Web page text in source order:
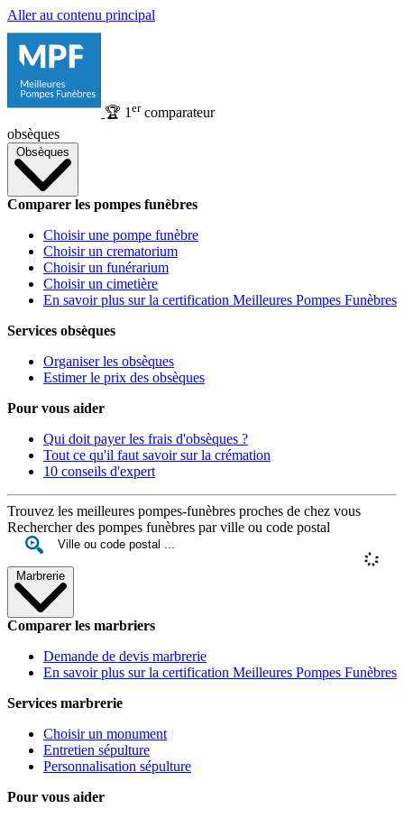
Aller au contenu principal
🏆 1 ercomparateur
obsèques
Obsèques
Comparer les pompes funèbres
Choisir une pompe funèbre
Choisir un crematorium
Choisir un funérarium
Choisir un cimetière
En savoir plus sur la certification Meilleures Pompes Funèbres
Services obsèques
Organiser les obsèques
Estimer le prix des obsèques
Pour vous aider
Qui doit payer les frais d'obsèques ?
Tout ce qu'il faut savoir sur la crémation
10 conseils d'expert
Trouvez les meilleures pompes-funèbres proches de chez vous
Rechercher des pompes funèbres par ville ou code postal
Marbrerie
Comparer les marbriers
Demande de devis marbrerie
En savoir plus sur la certification Meilleures Pompes Funèbres
Services marbrerie
Choisir un monument
Entretien sépulture
Personnalisation sépulture
Pour vous aider